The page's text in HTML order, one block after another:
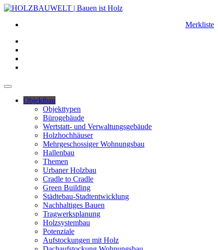
Merkliste
Objektbau
Objekttypen
Bürogebäude
Wertstatt- und Verwaltungsgebäude
Holzhochhäuser
Mehrgeschossiger Wohnungsbau
Hallenbau
Themen
Urbaner Holzbau
Cradle to Cradle
Green Building
Städtebau-Stadtentwicklung
Nachhaltiges Bauen
Tragwerksplanung
Holzsystembau
Potenziale
Aufstockungen mit Holz